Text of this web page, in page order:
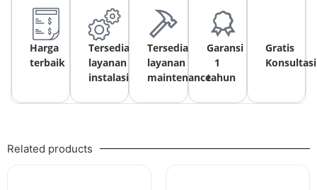
Harga
terbaik
Tersedia
layanan
instalasi
Tersedia
layanan
maintenance
Garansi
1
tahun
Gratis
Konsultasi
Related products